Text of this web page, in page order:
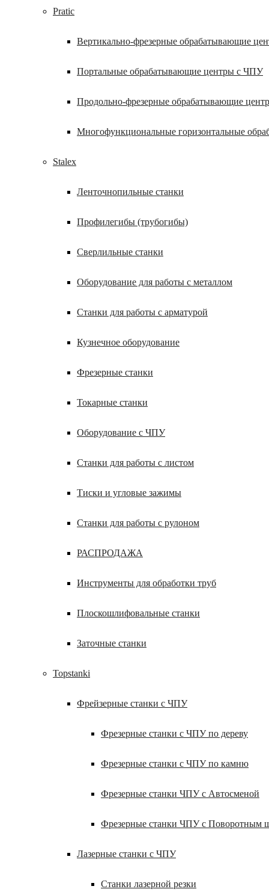
Pratic
Вертикально-фрезерные обрабатывающие
Портальные обрабатывающие центры с ЧПУ
Продольно-фрезерные обрабатывающие
Многофункциональные горизонтальные
Stalex
Ленточнопильные станки
Профилегибы (трубогибы)
Сверлильные станки
Оборудование для работы с металлом
Станки для работы с арматурой
Кузнечное оборудование
Фрезерные станки
Токарные станки
Оборудование с ЧПУ
Станки для работы с листом
Тиски и угловые зажимы
Станки для работы с рулоном
РАСПРОДАЖА
Инструменты для обработки труб
Плоскошлифовальные станки
Заточные станки
Topstanki
Фрейзерные станки с ЧПУ
Фрезерные станки с ЧПУ по дереву
Фрезерные станки с ЧПУ по камню
Фрезерные станки ЧПУ с Автосменой
Фрезерные станки ЧПУ с Поворотным
Лазерные станки с ЧПУ
Станки лазерной резки